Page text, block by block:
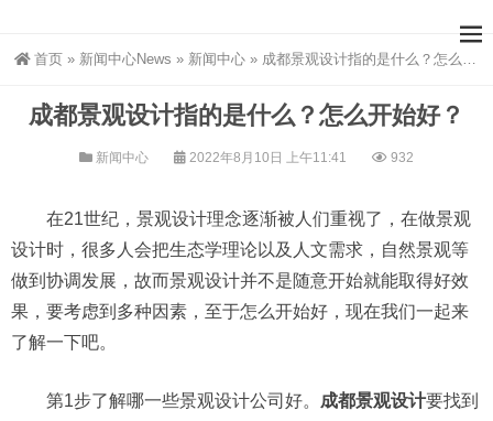
首页 » 新闻中心News » 新闻中心 » 成都景观设计指的是什么？怎么开始好？
成都景观设计指的是什么？怎么开始好？
新闻中心 2022年8月10日 上午11:41 932
在21世纪，景观设计理念逐渐被人们重视了，在做景观
设计时，很多人会把生态学理论以及人文需求，自然景观等
做到协调发展，故而景观设计并不是随意开始就能取得好效
果，要考虑到多种因素，至于怎么开始好，现在我们一起来
了解一下吧。
第1步了解哪一些景观设计公司好。 成都景观设计要找到